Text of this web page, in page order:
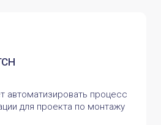
процесс
для проекта по монтажу